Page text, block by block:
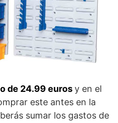
de 24.99 eurosy en el
este antes en la
sumar los gastos de